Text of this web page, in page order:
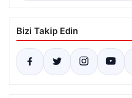
Bizi Takip Edin